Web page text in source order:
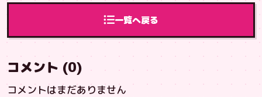
一覧へ戻る
コメント (0)
コメントはまだありません